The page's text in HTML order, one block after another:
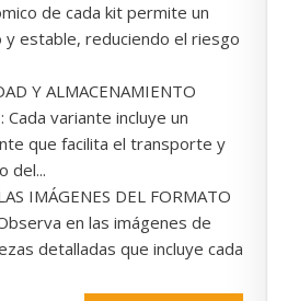
de cada kit permite un
estable, reduciendo el riesgo
Y ALMACENAMIENTO
Cada variante incluye un
que facilita el transporte y
del...
IMÁGENES DEL FORMATO
en las imágenes de
detalladas que incluye cada